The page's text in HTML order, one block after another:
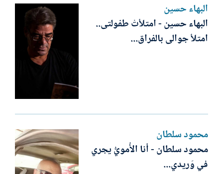
البهاء حسين
البهاء حسين - امتلأتْ طفولتى..
امتلأ جوالى بالفراق...
محمود سلطان
محمود سلطان - أنا الأُمويُّ يجري
في وَريدي...